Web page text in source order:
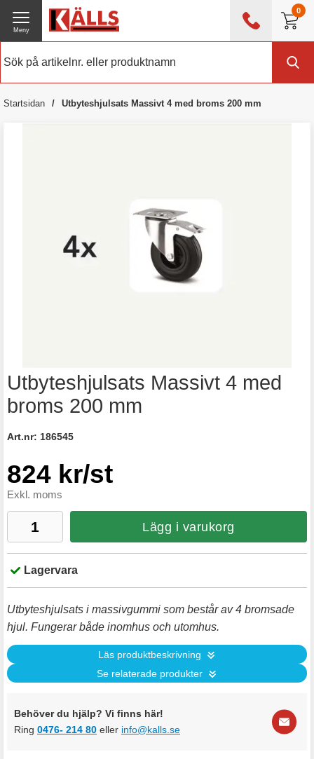
0
0476 - 214 80
Meny
Startsidan Utbyteshjulsats Massivt 4 med broms 200 mm
Utbyteshjulsats Massivt 4 med
broms 200 mm
Art.nr: 186545
824 kr/st
Exkl. moms
Lägg i varukorg
Lagervara
Utbyteshjulsats i massivgummi som består av 4 bromsade
hjul. Fungerar både inomhus och utomhus.
Läs produktbeskrivning
Se relaterade produkter
Behöver du hjälp? Vi finns här!
Ring 0476- 214 80 eller info@kalls.se